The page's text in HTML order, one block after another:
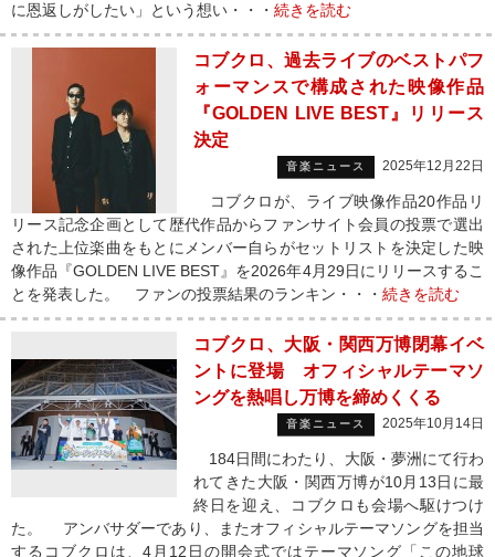
に恩返しがしたい」という想い・・・ 続きを読む
コブクロ、過去ライブのベストパフ
ォーマンスで構成された映像作品
『GOLDEN LIVE BEST』リリース
決定
音楽ニュース 2025年12月22日
コブクロが、ライブ映像作品20作品リ
リース記念企画として歴代作品からファンサイト会員の投票で選出
された上位楽曲をもとにメンバー自らがセットリストを決定した映
像作品『GOLDEN LIVE BEST』を2026年4月29日にリリースするこ
とを発表した。 ファンの投票結果のランキン・・・ 続きを読む
コブクロ、大阪・関西万博閉幕イベ
ントに登場 オフィシャルテーマソ
ングを熱唱し万博を締めくくる
音楽ニュース 2025年10月14日
184日間にわたり、大阪・夢洲にて行わ
れてきた大阪・関西万博が10月13日に最
終日を迎え、コブクロも会場へ駆けつけ
た。 アンバサダーであり、またオフィシャルテーマソングを担当
するコブクロは、4月12日の開会式ではテーマソング「この地球